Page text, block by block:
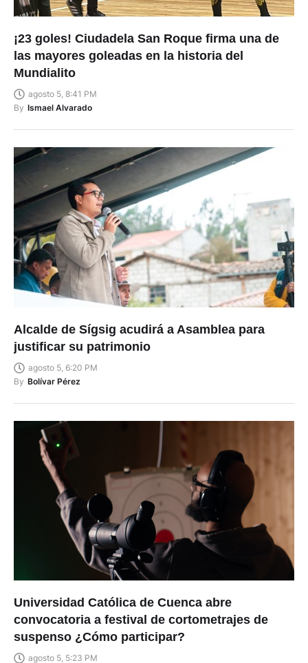
¡23 goles! Ciudadela San Roque firma una de
las mayores goleadas en la historia del
Mundialito
agosto 5, 8:41 PM
By
Ismael Alvarado
Alcalde de Sígsig acudirá a Asamblea para
justificar su patrimonio
agosto 5, 6:20 PM
By
Bolívar Pérez
Universidad Católica de Cuenca abre
convocatoria a festival de cortometrajes de
suspenso ¿Cómo participar?
agosto 5, 5:23 PM
By
Fabian Campoverde